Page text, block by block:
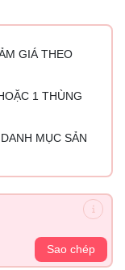
GIÁ THEO
1 THÙNG
MỤC SẢN
Sao chép